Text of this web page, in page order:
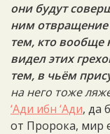
они будут
ним отвращение
тем, кто вообще
видел этих
тем, в чьём
на него тоже
‘Ади ибн ‘Ади, да
от Пророка, мир